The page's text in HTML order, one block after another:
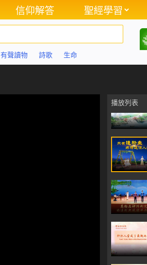
信仰解答 聖經學習
有聲讀物 詩歌 生命
播放列表